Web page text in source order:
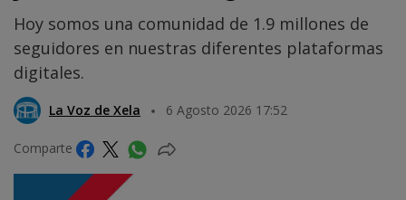
Hoy somos una comunidad de 1.9 millones de
seguidores en nuestras diferentes plataformas
digitales.
La Voz de Xela 6 Agosto 2026 17:52
Comparte